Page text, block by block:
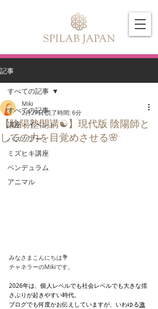
記事
すべての記事
講座・イベント
バスツアー
ミズヒキ講座
ペンデュラム
アニマル
すべての記事
【陰陽塾開講☯️】現代版 陰陽師と
しての力を目覚めさせる🌸
Miki
2月27日読了時間: 6分
みなさまこんにちは💐
チャネラーのMikiです。
2026年は、個人レベルでも社会レベルでも大きな揺
さぶりが起きやすい時代。
ブログでも何度かお伝えしていますが、いわゆる激